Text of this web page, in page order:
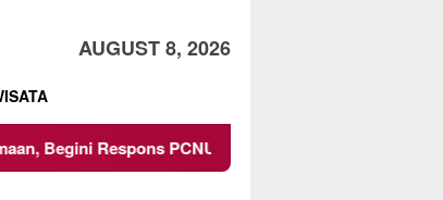
AUGUST 8, 2026
PCNU dan Kampus